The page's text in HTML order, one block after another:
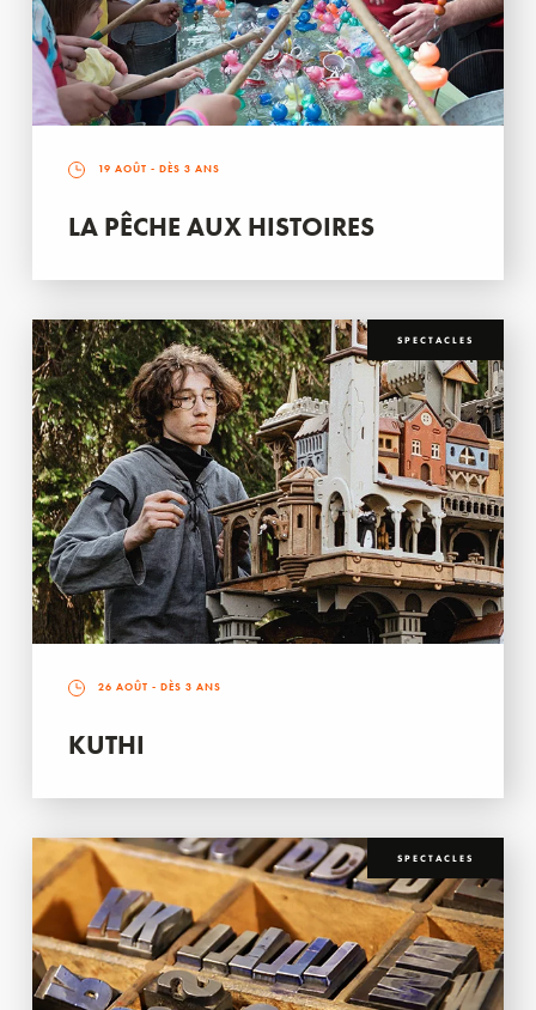
19 AOÛT - DÈS 3 ANS
LA PÊCHE AUX HISTOIRES
SPECTACLES
26 AOÛT - DÈS 3 ANS
KUTHI
SPECTACLES